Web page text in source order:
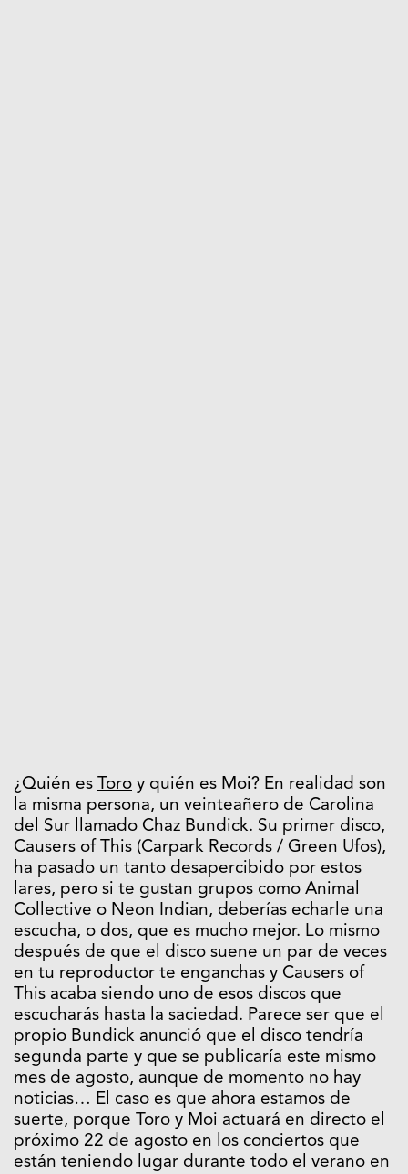
¿Quién es Toro y quién es Moi? En realidad son
la misma persona, un veinteañero de Carolina
del Sur llamado Chaz Bundick. Su primer disco,
Causers of This (Carpark Records / Green Ufos),
ha pasado un tanto desapercibido por estos
lares, pero si te gustan grupos como Animal
Collective o Neon Indian, deberías echarle una
escucha, o dos, que es mucho mejor. Lo mismo
después de que el disco suene un par de veces
en tu reproductor te enganchas y Causers of
This acaba siendo uno de esos discos que
escucharás hasta la saciedad. Parece ser que el
propio Bundick anunció que el disco tendría
segunda parte y que se publicaría este mismo
mes de agosto, aunque de momento no hay
noticias… El caso es que ahora estamos de
suerte, porque Toro y Moi actuará en directo el
próximo 22 de agosto en los conciertos que
están teniendo lugar durante todo el verano en